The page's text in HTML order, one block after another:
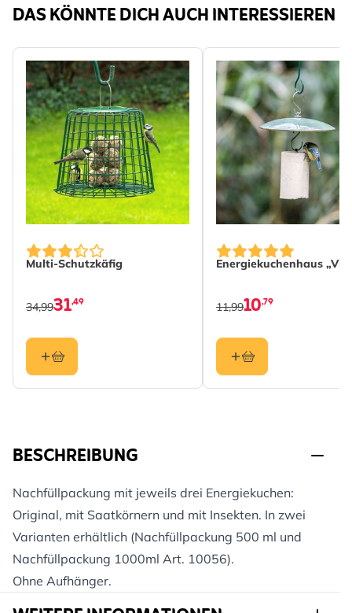
DAS KÖNNTE DICH AUCH INTERESSIEREN
Multi-Schutzkäfig
31,49
34,99
Energiekuchenhaus
10,79
11,99
BESCHREIBUNG
Nachfüllpackung mit jeweils drei Energiekuchen:
Original, mit Saatkörnern und mit Insekten. In zwei
Varianten erhältlich (Nachfüllpackung 500 ml und
Nachfüllpackung 1000ml Art. 10056).
Ohne Aufhänger.